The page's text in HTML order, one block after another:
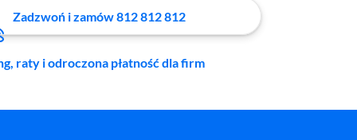
Zadzwoń i zamów 812 812 812
raty i odroczona płatność dla firm